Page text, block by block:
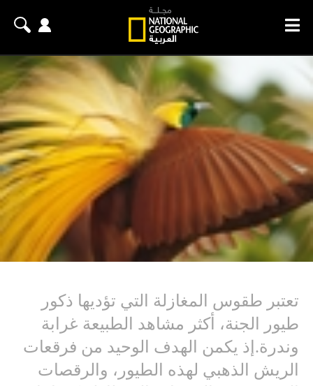
تعتبر طقوس المغازلة التي تؤديها ذكور
طيور الجنة، أكثر مشاهد الطبيعة غرابة
وندرة.إذ يكمن الهدف الوحيد من فرقعات
الريش الذهبي لهذه الطيور، والرقصات